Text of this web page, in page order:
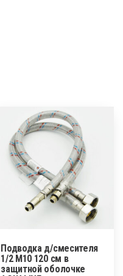
Подводка д/смесителя
1/2 М10 120 см в
защитной оболочке